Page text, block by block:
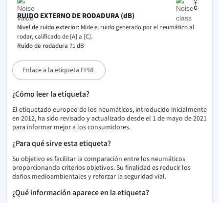
RUIDO EXTERNO DE RODADURA (dB)
Nivel de ruido exterior: Mide el ruido generado por el neumático al
rodar, calificado de [A] a [C].
Ruido de rodadura 71 dB
Enlace a la etiqueta EPRL
¿Cómo leer la etiqueta?
El etiquetado europeo de los neumáticos, introducido inicialmente
en 2012, ha sido revisado y actualizado desde el 1 de mayo de 2021
para informar mejor a los consumidores.
¿Para qué sirve esta etiqueta?
Su objetivo es facilitar la comparación entre los neumáticos
proporcionando criterios objetivos. Su finalidad es reducir los
daños medioambientales y reforzar la seguridad vial.
¿Qué información aparece en la etiqueta?